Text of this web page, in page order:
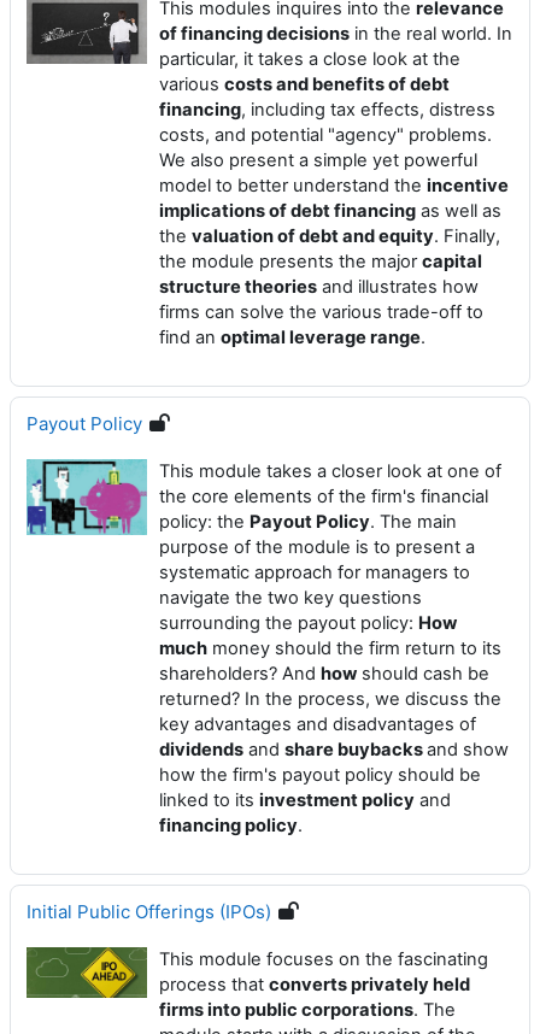
This modules inquires into the relevance
of financing decisions in the real world. In
particular, it takes a close look at the
various costs and benefits of debt
financing, including tax effects, distress
costs, and potential "agency" problems.
We also present a simple yet powerful
model to better understand the incentive
implications of debt financing as well as
the valuation of debt and equity. Finally,
the module presents the majorcapital
structure theories and illustrates how
firms can solve the various trade-off to
find an optimal leverage range.
Payout Policy
This module takes a closer look at one of
the core elements of the firm's financial
policy: the Payout Policy. The main
purpose of the module is to present a
systematic approach for managers to
navigate the two key questions
surrounding the payout policy: How
much money should the firm return to its
shareholders? And how should cash be
returned? In the process, we discuss the
key advantages and disadvantages of
dividends and share buybacksand show
how the firm's payout policy should be
linked to its investment policy and
financing policy.
Initial Public Offerings (IPOs)
This module focuses on the fascinating
process that converts privately held
firms into public corporations. The